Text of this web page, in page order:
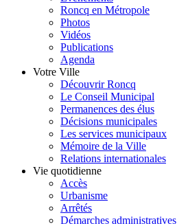
Roncq en Métropole
Photos
Vidéos
Publications
Agenda
Votre Ville
Découvrir Roncq
Le Conseil Municipal
Permanences des élus
Décisions municipales
Les services municipaux
Mémoire de la Ville
Relations internationales
Vie quotidienne
Accès
Urbanisme
Arrêtés
Démarches administratives